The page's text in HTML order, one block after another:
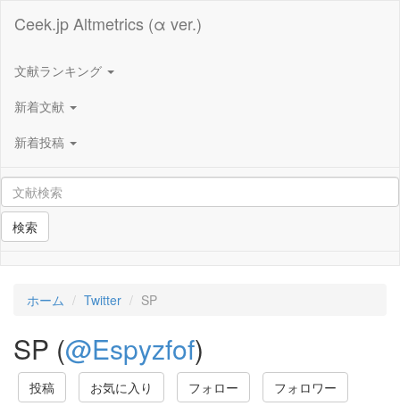
Ceek.jp Altmetrics (α ver.)
文献ランキング
新着文献
新着投稿
検索
ホーム Twitter SP
SP (@Espyzfof)
投稿 お気に入り フォロー フォロワー